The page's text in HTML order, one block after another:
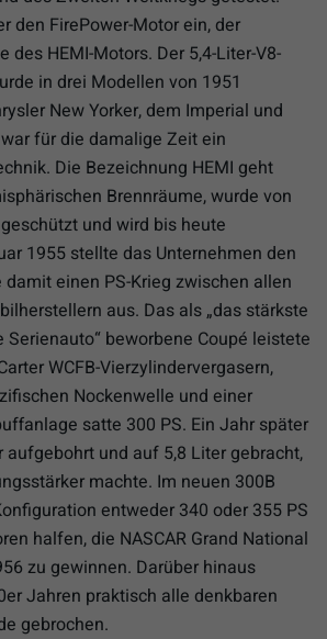
den FirePower-Motor ein, der
des HEMI-Motors. Der 5,4-Liter-V8-
in drei Modellen von 1951
New Yorker, dem Imperial und
für die damalige Zeit ein
Die Bezeichnung HEMI geht
Brennräume, wurde von
und wird bis heute
1955 stellte das Unternehmen den
damit einen PS-Krieg zwischen allen
aus. Das als „das stärkste
beworbene Coupé leistete
WCFB-Vierzylindervergasern,
Nockenwelle und einer
satte 300 PS. Ein Jahr später
und auf 5,8 Liter gebracht,
machte. Im neuen 300B
entweder 340 oder 355 PS
halfen, die NASCAR Grand National
zu gewinnen. Darüber hinaus
Jahren praktisch alle denkbaren
gebrochen.